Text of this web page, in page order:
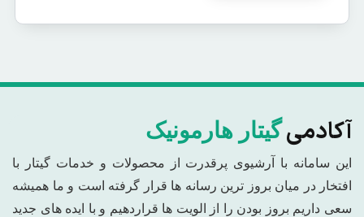
آکادمیگیتار هارمونیک
این سامانه با آرشیوی پرقدرت از محصولات و خدمات گیتار با
افتخار در میان بروز ترین رسانه ها قرار گرفته است و ما همیشه
سعی داریم بروز بودن را از الویت ها قراردهیم و با ایده های جدید